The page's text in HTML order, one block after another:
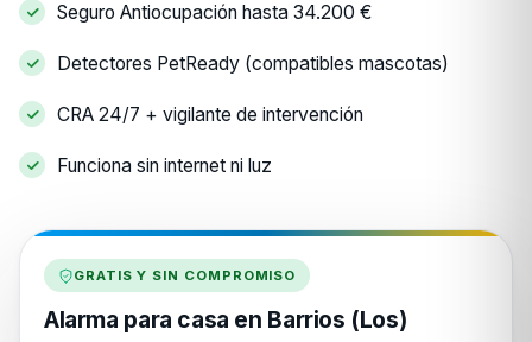
Seguro Antiocupación hasta 34.200 €
Detectores PetReady (compatibles mascotas)
CRA 24/7 + vigilante de intervención
Funciona sin internet ni luz
GRATIS Y SIN COMPROMISO
Alarma para casa en Barrios (Los)